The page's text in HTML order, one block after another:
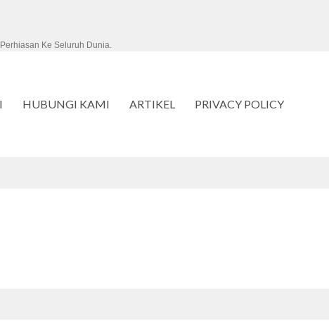
Ke Seluruh Dunia.
HUBUNGI KAMI ARTIKEL PRIVACY POLICY